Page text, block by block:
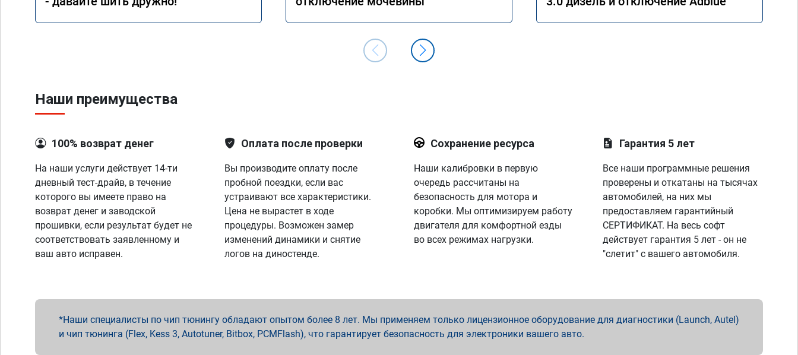
Наши преимущества
100% возврат денег
На наши услуги действует 14-ти
дневный тест-драйв, в течение
которого вы имеете право на
возврат денег и заводской
прошивки, если результат будет не
соответствовать заявленному и
ваш авто исправен.
Оплата после проверки
Вы производите оплату после
пробной поездки, если вас
устраивают все характеристики.
Цена не вырастет в ходе
процедуры. Возможен замер
изменений динамики и снятие
логов на диностенде.
Сохранение ресурса
Наши калибровки в первую
очередь рассчитаны на
безопасность для мотора и
коробки. Мы оптимизируем работу
двигателя для комфортной езды
во всех режимах нагрузки.
Гарантия 5 лет
Все наши программные решения
проверены и откатаны на тысячах
автомобилей, на них мы
предоставляем гарантийный
СЕРТИФИКАТ. На весь софт
действует гарантия 5 лет - он не
"слетит" с вашего автомобиля.
Наши специалисты по чип тюнингу обладают опытом более 8 лет. Мы применяем только лицензионное оборудование для диагностики (Launch, Autel)
и чип тюнинга (Flex, Kess 3, Autotuner, Bitbox, PCMFlash), что гарантирует безопасность для электроники вашего авто.